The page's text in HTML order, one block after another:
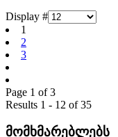
Display #
1
2
3
Page 1 of 3
Results 1 - 12 of 35
მომხმარებლებს